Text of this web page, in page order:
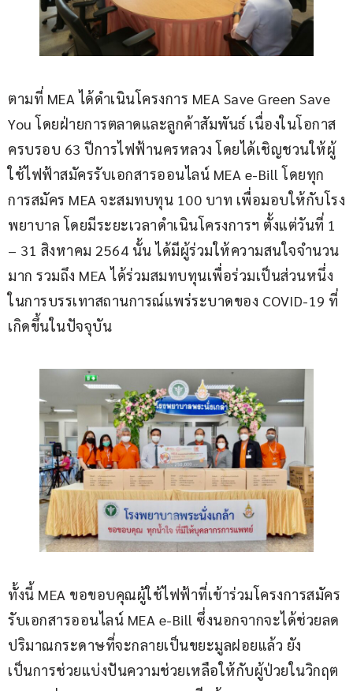
ตามที่ MEA ได้ดำเนินโครงการ MEA Save Green Save
You โดยฝ่ายการตลาดและลูกค้าสัมพันธ์ เนื่องในโอกาส
ครบรอบ 63 ปีการไฟฟ้านครหลวง โดยได้เชิญชวนให้ผู้
ใช้ไฟฟ้าสมัครรับเอกสารออนไลน์ MEA e-Bill โดยทุก
การสมัคร MEA จะสมทบทุน 100 บาท เพื่อมอบให้กับโรง
พยาบาล โดยมีระยะเวลาดำเนินโครงการฯ ตั้งแต่วันที่ 1
– 31 สิงหาคม 2564 นั้น ได้มีผู้ร่วมให้ความสนใจจำนวน
มาก รวมถึง MEA ได้ร่วมสมทบทุนเพื่อร่วมเป็นส่วนหนึ่ง
ในการบรรเทาสถานการณ์แพร่ระบาดของ COVID-19 ที่
เกิดขึ้นในปัจจุบัน
ทั้งนี้ MEA ขอขอบคุณผู้ใช้ไฟฟ้าที่เข้าร่วมโครงการสมัคร
รับเอกสารออนไลน์ MEA e-Bill ซึ่งนอกจากจะได้ช่วยลด
ปริมาณกระดาษที่จะกลายเป็นขยะมูลฝอยแล้ว ยัง
เป็นการช่วยแบ่งปันความช่วยเหลือให้กับผู้ป่วยในวิกฤต